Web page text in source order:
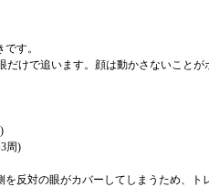
す。
けで追います。顔は動かさないことが
周)
反対の眼がカバーしてしまうため、ト